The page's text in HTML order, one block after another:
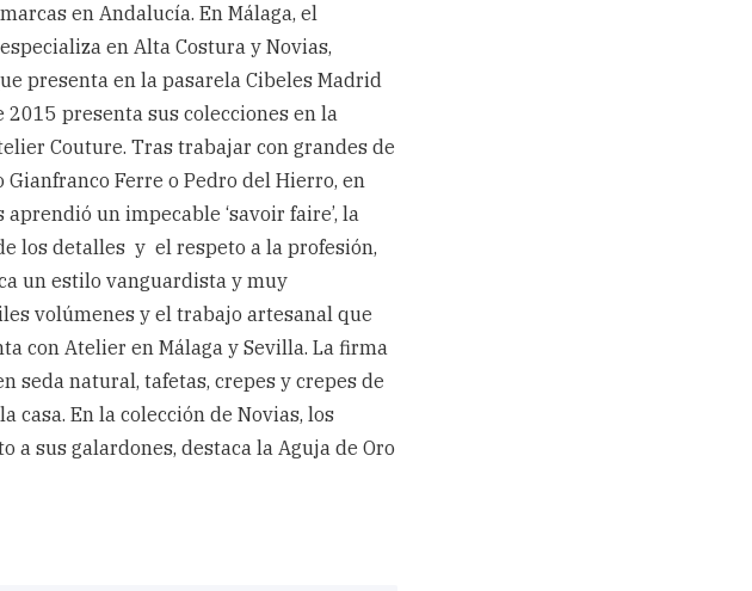
en Andalucía. En Málaga, el
en Alta Costura y Novias,
presenta en la pasarela Cibeles Madrid
2015 presenta sus colecciones en la
Couture. Tras trabajar con grandes de
Gianfranco Ferre o Pedro del Hierro, en
un impecable ‘savoir faire’, la
los detalles y el respeto a la profesión,
un estilo vanguardista y muy
volúmenes y el trabajo artesanal que
con Atelier en Málaga y Sevilla. La firma
seda natural, tafetas, crepes y crepes de
casa. En la colección de Novias, los
a sus galardones, destaca la Aguja de Oro